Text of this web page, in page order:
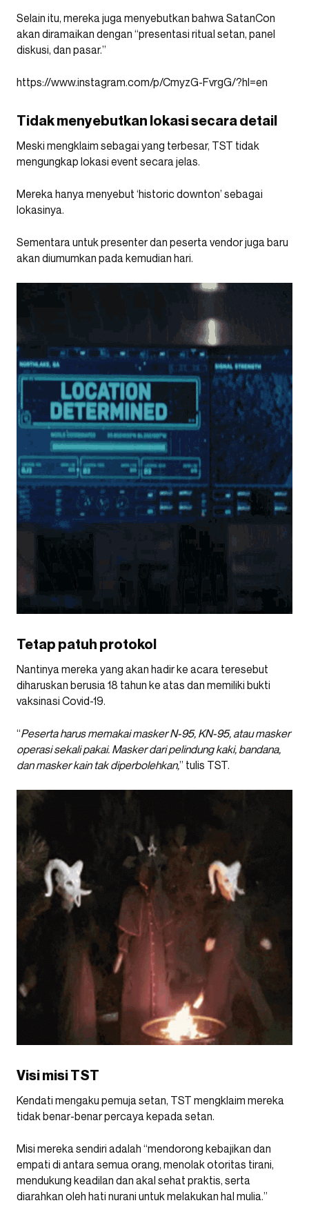
Selain itu, mereka juga menyebutkan bahwa SatanCon
akan diramaikan dengan “presentasi ritual setan, panel
diskusi, dan pasar.”
https://www.instagram.com/p/CmyzG-FvrgG/?hl=en
Tidak menyebutkan lokasi secara detail
Meski mengklaim sebagai yang terbesar, TST tidak
mengungkap lokasi event secara jelas.
Mereka hanya menyebut ‘historic downton’ sebagai
lokasinya.
Sementara untuk presenter dan peserta vendor juga baru
akan diumumkan pada kemudian hari.
Tetap patuh protokol
Nantinya mereka yang akan hadir ke acara teresebut
diharuskan berusia 18 tahun ke atas dan memiliki bukti
vaksinasi Covid-19.
“Peserta harus memakai masker N-95, KN-95, atau masker
operasi sekali pakai. Masker dari pelindung kaki, bandana,
dan masker kain tak diperbolehkan,” tulis TST.
Visi misi TST
Kendati mengaku pemuja setan, TST mengklaim mereka
tidak benar-benar percaya kepada setan.
Misi mereka sendiri adalah “mendorong kebajikan dan
empati di antara semua orang, menolak otoritas tirani,
mendukung keadilan dan akal sehat praktis, serta
diarahkan oleh hati nurani untuk melakukan hal mulia.”